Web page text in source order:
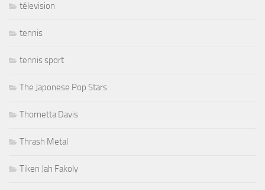
télevision
tennis
tennis sport
The Japonese Pop Stars
Thornetta Davis
Thrash Metal
Tiken Jah Fakoly